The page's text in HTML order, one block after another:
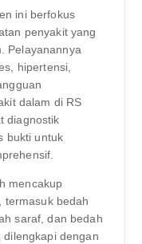
ini berfokus
penyakit yang
Pelayanannya
hipertensi,
dalam di RS
diagnostik
bukti untuk
mencakup
termasuk bedah
saraf, dan bedah
dilengkapi dengan